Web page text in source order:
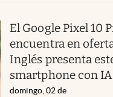
El Google Pixel 10
encuentra en
Inglés presenta
smartphone con
domingo, 02 de